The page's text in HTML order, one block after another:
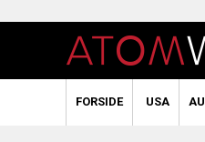
FORSIDE USA